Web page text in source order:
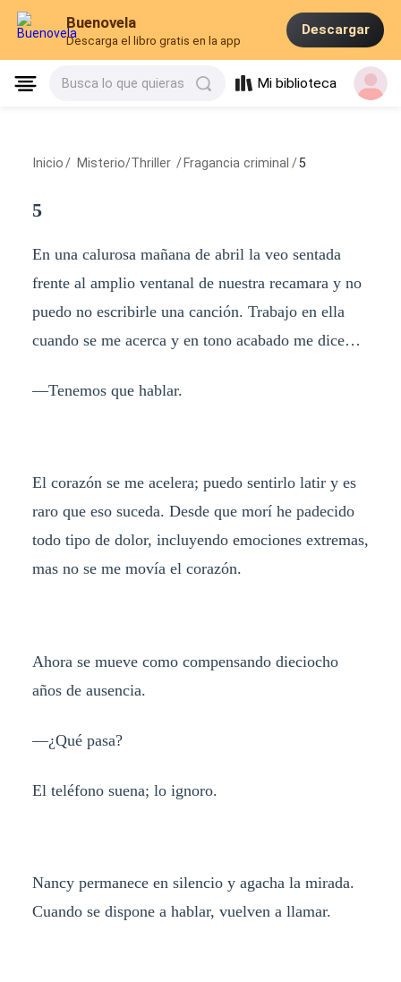
Buenovela
Descarga el libro gratis en la app
Descargar
Busca lo que quieras Mi biblioteca
Inicio / Misterio/Thriller / Fragancia criminal /5
5
En una calurosa mañana de abril la veo sentada
frente al amplio ventanal de nuestra recamara y no
puedo no escribirle una canción. Trabajo en ella
cuando se me acerca y en tono acabado me dice…
—Tenemos que hablar.
El corazón se me acelera; puedo sentirlo latir y es
raro que eso suceda. Desde que morí he padecido
todo tipo de dolor, incluyendo emociones extremas,
mas no se me movía el corazón.
Ahora se mueve como compensando dieciocho
años de ausencia.
—¿Qué pasa?
El teléfono suena; lo ignoro.
Nancy permanece en silencio y agacha la mirada.
Cuando se dispone a hablar, vuelven a llamar.